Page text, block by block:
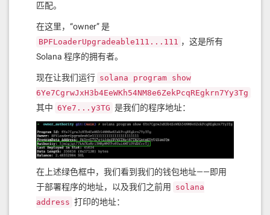
匹配。
在这里，“owner” 是
BPFLoaderUpgradeable111...111 ，这是所有
Solana 程序的拥有者。
现在让我们运行 solana program show
6Ye7CgrwJxH3b4EeWKh54NM8e6ZekPcqREgkrn7Yy3Tg
其中 6Ye7...y3TG 是我们的程序地址：
在上述绿色框中，我们看到我们的钱包地址——即用
于部署程序的地址，以及我们之前用
solana
address 打印的地址：